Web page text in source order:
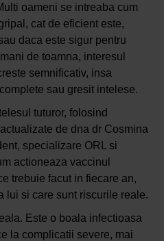
oameni se intreaba cum
cat de eficient este,
daca este sigur pentru
de toamna, interesul
semnificativ, insa
sau gresit intelese.
tuturor, folosind
de dna dr Cosmina
specializare ORL si
actioneaza vaccinul
trebuie facut in fiecare an,
lui si care sunt riscurile reale.
Este o boala infectioasa
la complicatii severe, mai